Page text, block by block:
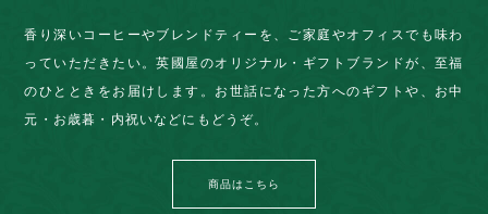
香り深いコーヒーやブレンドティーを、ご家庭やオフィスでも味わ
っていただきたい。英國屋のオリジナル・ギフトブランドが、至福
のひとときをお届けします。お世話になった方へのギフトや、お中
元・お歳暮・内祝いなどにもどうぞ。
商品はこちら